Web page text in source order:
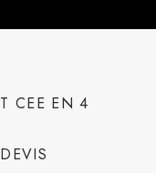
CEE EN 4